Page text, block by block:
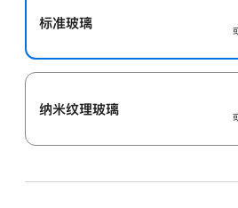
标准玻璃
纳米纹理玻璃